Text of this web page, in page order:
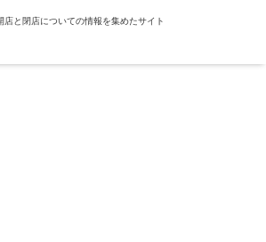
店と閉店についての情報を集めたサイト